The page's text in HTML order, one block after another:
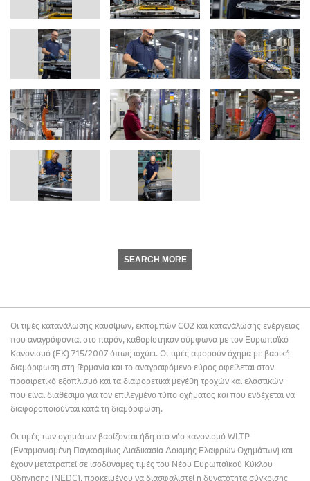
SEARCH MORE
Οι τιμές κατανάλωσης καυσίμων, εκπομπών CO2 και κατανάλωσης ενέργειας
που αναγράφονται στο παρόν, καθορίστηκαν σύμφωνα με τον Ευρωπαϊκό
Κανονισμό (ΕΚ) 715/2007 όπως ισχύει. Οι τιμές αφορούν όχημα με βασική
διαμόρφωση στη Γερμανία και το αναγραφόμενο εύρος οφείλεται στον
προαιρετικό εξοπλισμό και τα διαφορετικά μεγέθη τροχών και ελαστικών
που είναι διαθέσιμα για τον επιλεγμένο τύπο οχήματος και που ενδέχεται να
διαφοροποιούνται κατά τη διαμόρφωση.
Οι τιμές των οχημάτων βασίζονται ήδη στο νέο κανονισμό WLTP
(Εναρμονισμένη Παγκοσμίως Διαδικασία Δοκιμής Ελαφρών Οχημάτων) και
έχουν μετατραπεί σε ισοδύναμες τιμές του Νέου Ευρωπαϊκού Κύκλου
Οδήγησης (NEDC), προκειμένου να διασφαλιστεί η δυνατότητα σύγκρισης